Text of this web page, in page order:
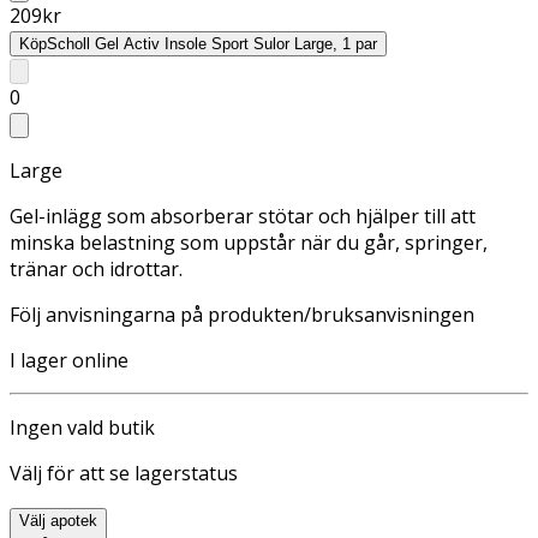
209kr
KöpScholl Gel Activ Insole Sport Sulor Large, 1 par
0
Large
Gel-inlägg som absorberar stötar och hjälper till att
minska belastning som uppstår när du går, springer,
tränar och idrottar.
Följ anvisningarna på produkten/bruksanvisningen
I lager online
Ingen vald butik
Välj för att se lagerstatus
Välj apotek